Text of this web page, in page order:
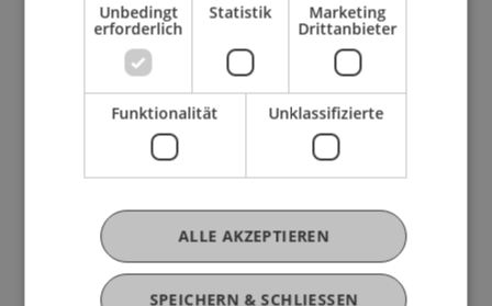
Universität Liechtenstein
Fürst-Franz-Josef-Strasse
Liechtenstein
T +423 265 11 11
Datenschutzerklärung
Disclaimer
Impressum
Unbedingt
erforderlich
Statistik Marketing
Drittanbieter
Funktionalität Unklassifizierte
SPEICHERN & SCHLIESSEN
ALLE AKZEPTIEREN